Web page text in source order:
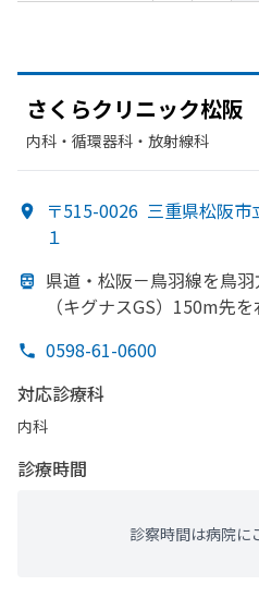
さくらクリニック松阪
内科・​循環器科・​放射線科
〒515-0026 三重県松阪市
１
県道・松阪－鳥羽線を鳥羽
（キグナスGS） 150m先を
0598-61-0600
対応診療科
内科
診療時間
診察時間は病院に